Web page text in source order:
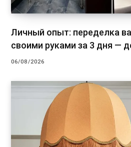
Личный опыт: переделка
своими руками за 3 дня —
06/08/2026